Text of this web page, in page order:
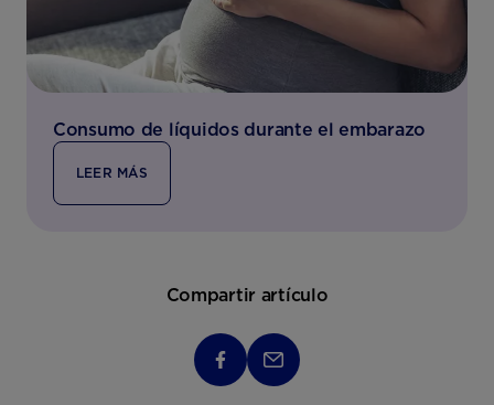
Consumo de líquidos durante el embarazo
LEER MÁS
Compartir artículo